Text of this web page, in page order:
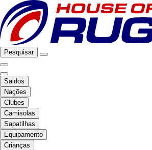
Pesquisar
Saldos
Nações
Clubes
Camisolas
Sapatilhas
Equipamento
Crianças